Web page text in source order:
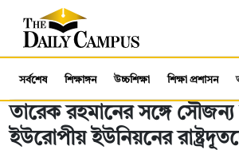
সর্বশেষ শিক্ষাঙ্গন উচ্চশিক্ষা শিক্ষা প্রশাসন
তারেক রহমানের সঙ্গে সৌজন্য
ইউরোপীয় ইউনিয়নের